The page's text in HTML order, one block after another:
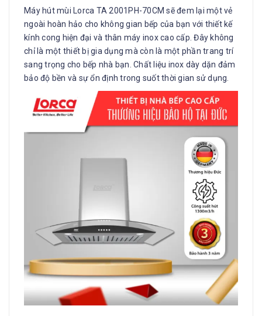
Máy hút mùi Lorca TA 2001PH-70CM sẽ đem lại một vẻ
ngoài hoàn hảo cho không gian bếp của bạn với thiết kế
kính cong hiện đại và thân máy inox cao cấp. Đây không
chỉ là một thiết bị gia dụng mà còn là một phần trang trí
sang trọng cho bếp nhà bạn. Chất liệu inox dày dặn đảm
bảo độ bền và sự ổn định trong suốt thời gian sử dụng.